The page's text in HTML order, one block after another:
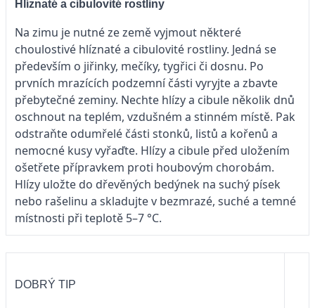
Hlíznaté a cibulovité rostliny
Na zimu je nutné ze země vyjmout některé
choulostivé hlíznaté a cibulovité rostliny. Jedná se
především o jiřinky, mečíky, tygřici či dosnu. Po
prvních mrazících podzemní části vyryjte a zbavte
přebytečné zeminy. Nechte hlízy a cibule několik dnů
oschnout na teplém, vzdušném a stinném místě. Pak
odstraňte odumřelé části stonků, listů a kořenů a
nemocné kusy vyřaďte. Hlízy a cibule před uložením
ošetřete přípravkem proti houbovým chorobám.
Hlízy uložte do dřevěných bedýnek na suchý písek
nebo rašelinu a skladujte v bezmrazé, suché a temné
místnosti při teplotě 5–7 °C.
DOBRÝ TIP